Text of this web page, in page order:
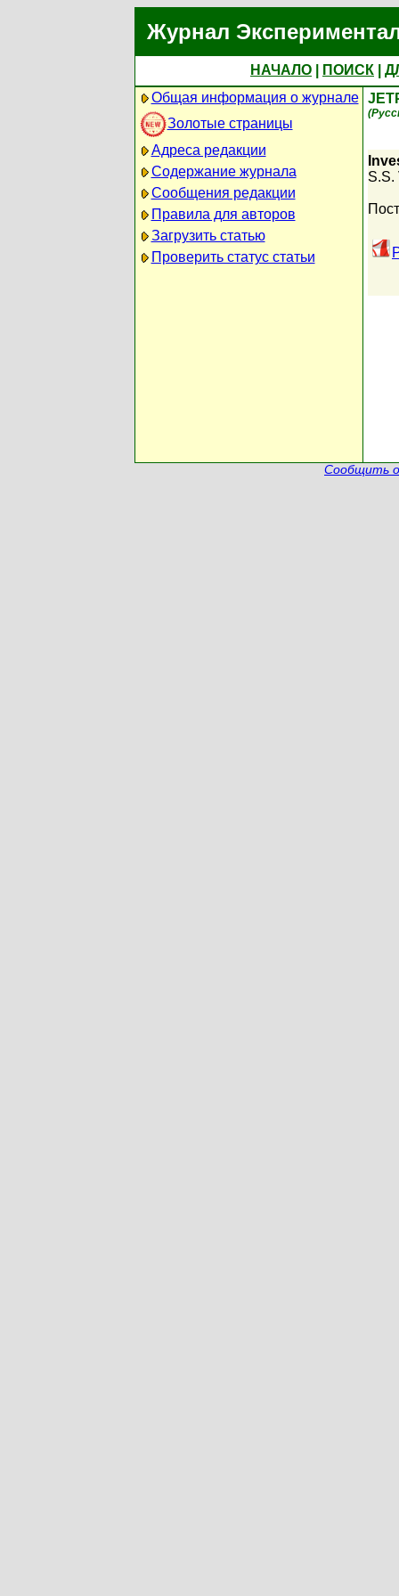
Журнал
НАЧАЛО ПОИСК
Общая информация о журнале
Золотые страницы
Адреса редакции
Содержание журнала
Сообщения редакции
Правила для авторов
Загрузить статью
Проверить статус статьи
S.S.
Сообщить о